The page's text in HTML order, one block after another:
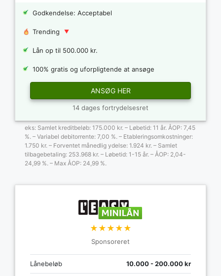
Godkendelse: Acceptabel
Trending
Lån op til 500.000 kr.
100% gratis og uforpligtende at ansøge
ANSØG HER
14 dages fortrydelsesret
eks: Samlet kreditbeløb: 175.000 kr. – Løbetid: 11 år. ÅOP: 7,45
%. – Variabel debitorrente: 7,00 %. – Etableringsomkostninger:
1.750 kr. – Forventet månedlig ydelse: 1.924 kr. – Samlet
tilbagebetaling: 253.968 kr. – Løbetid: 1-15 år. – ÅOP: 2,04-
24,99 %. – Max ÅOP: 24,99 %.
★★★★★
Sponsoreret
Lånebeløb 10.000 - 200.000 kr